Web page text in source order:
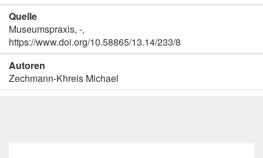
Quelle
Museumspraxis, -,
https://www.doi.org/10.58865/13.14/233/8
Autoren
Zechmann-Khreis Michael